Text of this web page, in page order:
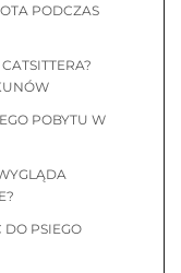
PODCZAS
POBYTU W
DO PSIEGO